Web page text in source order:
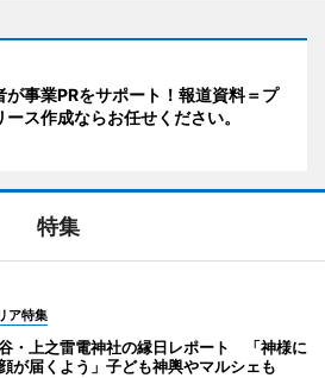
が事業PRをサポート！報道資料＝プ
ース作成ならお任せください。
特集
ア特集
・上之雷電神社の縁日レポート 「神様に
が届くよう」子ども神輿やマルシェも